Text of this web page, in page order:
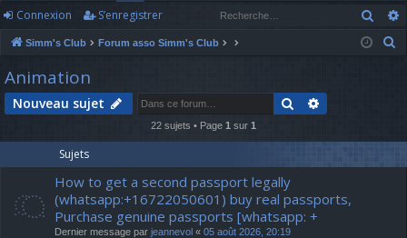
cc
ès
ra
pi
e
or
u
o
n
n
’e
nr
r
Connexion S’enregistrer
Simm's Club Forum asso Simm's Club
r
Animation
Nouveau sujet Rechercher
22 sujets • Page 1 sur 1
Sujets
How to get a second passport legally
(whatsapp:+16722050601) buy real passports,
Purchase genuine passports [whatsapp: +
Dernier message par jeannevol « 05 août 2026, 20:19